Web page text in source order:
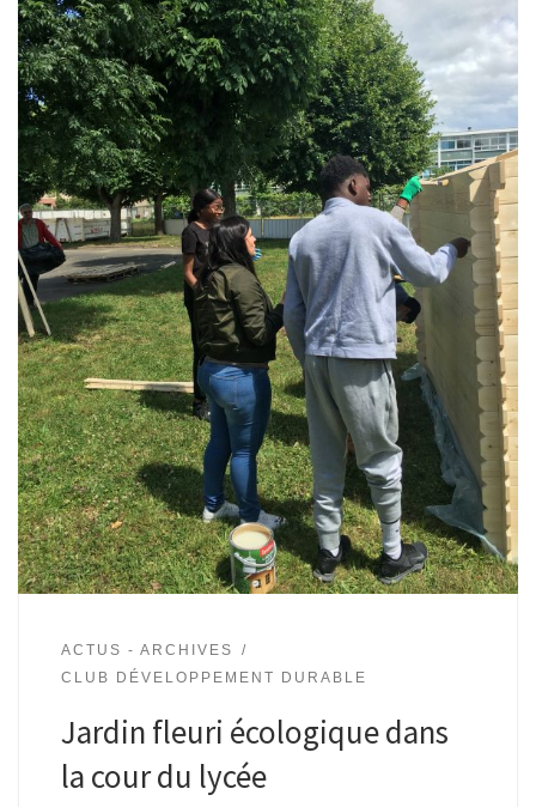
ACTUS - ARCHIVES
CLUB DÉVELOPPEMENT DURABLE
Jardin fleuri écologique dans
la cour du lycée